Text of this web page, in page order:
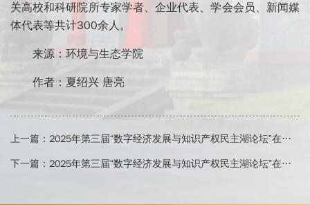
关高校和科研院所专家学者、企业代表、学会会员、新闻媒
体代表等共计300余人。
来源：环境与生态学院
作者：夏绍兴 唐亮
上一篇： 2025年第三届“数字经济发展与知识产权民主湖论坛”在渝举办
下一篇： 2025年第三届“数字经济发展与知识产权民主湖论坛”在渝举办